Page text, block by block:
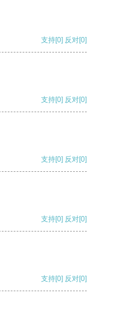
支持[0] 反对[0]
支持[0] 反对[0]
支持[0] 反对[0]
支持[0] 反对[0]
支持[0] 反对[0]